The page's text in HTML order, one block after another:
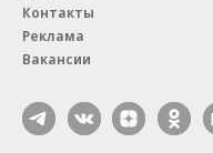
Контакты
Реклама
Вакансии